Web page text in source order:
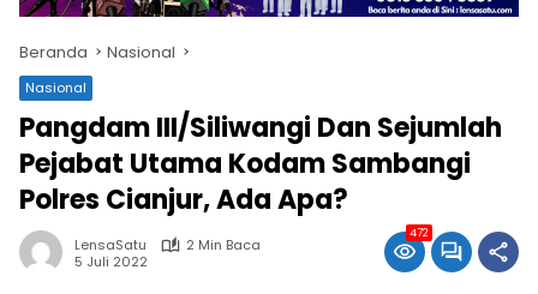
Beranda Nasional
Nasional
Pangdam III/Siliwangi Dan Sejumlah
Pejabat Utama Kodam Sambangi
Polres Cianjur, Ada Apa?
LensaSatu
2 Min Baca
5 Juli 2022
472